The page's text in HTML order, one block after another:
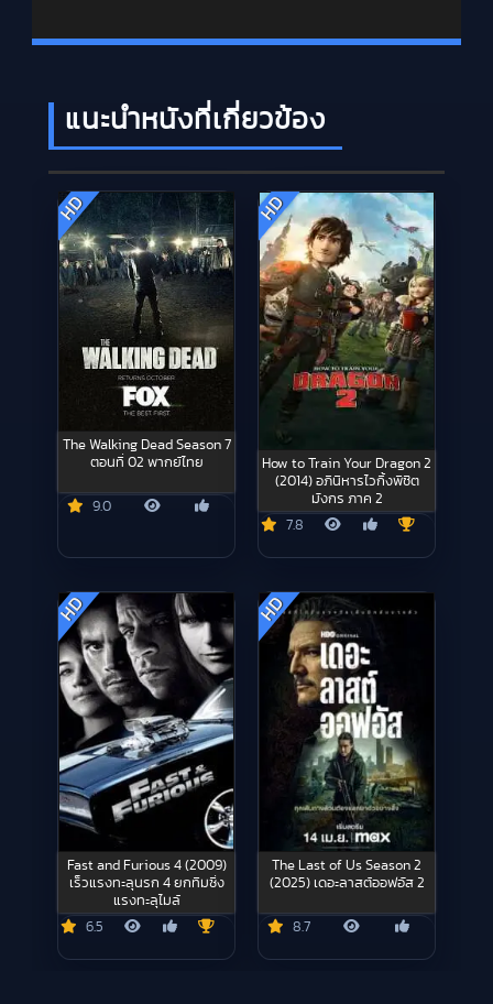
แนะนำหนังที่เกี่ยวข้อง
HD
The Walking Dead Season 7
ตอนที่ 02 พากย์ไทย
9.0
HD
How to Train Your Dragon 2
(2014) อภินิหารไวกิ้งพิชิต
มังกร ภาค 2
7.8
HD
Fast and Furious 4 (2009)
เร็วแรงทะลุนรก 4 ยกทีมซิ่ง
แรงทะลุไมล์
6.5
HD
The Last of Us Season 2
(2025) เดอะลาสต์ออฟอัส 2
8.7